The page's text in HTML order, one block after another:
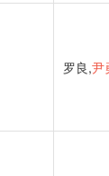
罗良,尹